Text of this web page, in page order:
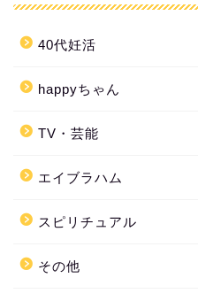
40代妊活
happyちゃん
TV・芸能
エイブラハム
スピリチュアル
その他